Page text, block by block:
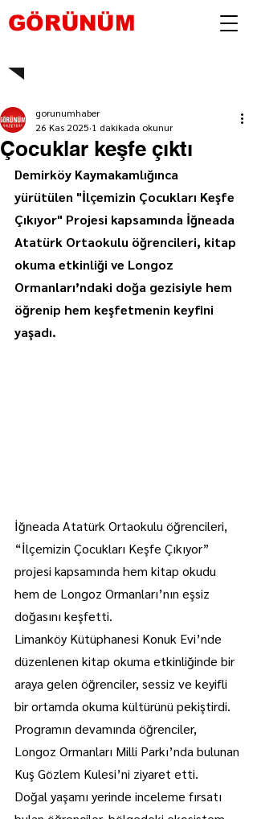
GÖRÜNÜM
Çocuklar keşfe çıktı
gorunumhaber
26 Kas 2025 1 dakikada okunur
Demirköy Kaymakamlığınca
yürütülen "İlçemizin Çocukları Keşfe
Çıkıyor" Projesi kapsamında İğneada
Atatürk Ortaokulu öğrencileri, kitap
okuma etkinliği ve Longoz
Ormanları’ndaki doğa gezisiyle hem
öğrenip hem keşfetmenin keyfini
yaşadı.
İğneada Atatürk Ortaokulu öğrencileri,
“İlçemizin Çocukları Keşfe Çıkıyor”
projesi kapsamında hem kitap okudu
hem de Longoz Ormanları’nın eşsiz
doğasını keşfetti.
Limanköy Kütüphanesi Konuk Evi’nde
düzenlenen kitap okuma etkinliğinde bir
araya gelen öğrenciler, sessiz ve keyifli
bir ortamda okuma kültürünü pekiştirdi.
Programın devamında öğrenciler,
Longoz Ormanları Milli Parkı’nda bulunan
Kuş Gözlem Kulesi’ni ziyaret etti.
Doğal yaşamı yerinde inceleme fırsatı